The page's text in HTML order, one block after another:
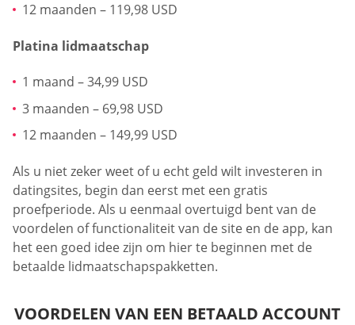
12 maanden – 119,98 USD
Platina lidmaatschap
1 maand – 34,99 USD
3 maanden – 69,98 USD
12 maanden – 149,99 USD
Als u niet zeker weet of u echt geld wilt investeren in
datingsites, begin dan eerst met een gratis
proefperiode. Als u eenmaal overtuigd bent van de
voordelen of functionaliteit van de site en de app, kan
het een goed idee zijn om hier te beginnen met de
betaalde lidmaatschapspakketten.
VOORDELEN VAN EEN BETAALD ACCOUNT